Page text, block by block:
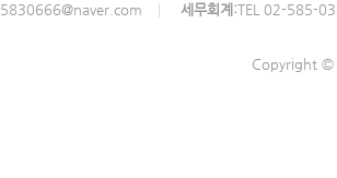
5830666@naver.com
세무회계:TEL 02-585-
Copyright ©